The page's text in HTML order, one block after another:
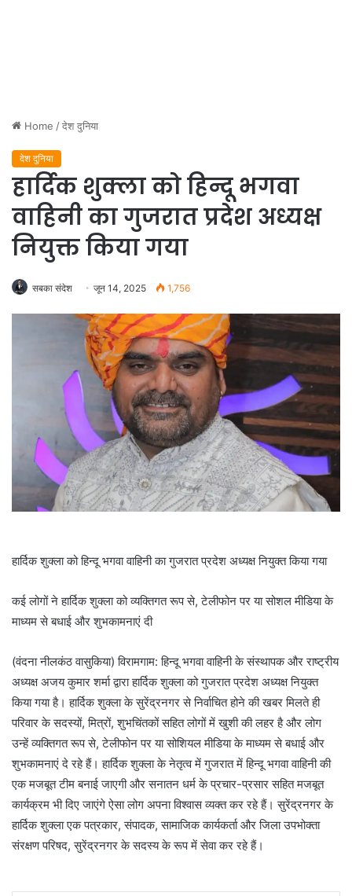
Home /देश दुनिया
देश दुनिया
हार्दिक शुक्ला को हिन्दू भगवा
वाहिनी का गुजरात प्रदेश अध्यक्ष
नियुक्त किया गया
सबका संदेश जून 14, 2025 1,756
हार्दिक शुक्ला को हिन्दू भगवा वाहिनी का गुजरात प्रदेश अध्यक्ष नियुक्त किया गया
कई लोगों ने हार्दिक शुक्ला को व्यक्तिगत रूप से, टेलीफोन पर या सोशल मीडिया के
माध्यम से बधाई और शुभकामनाएं दी
(वंदना नीलकंठ वासुकिया) विरामगाम: हिन्दू भगवा वाहिनी के संस्थापक और राष्ट्रीय
अध्यक्ष अजय कुमार शर्मा द्वारा हार्दिक शुक्ला को गुजरात प्रदेश अध्यक्ष नियुक्त
किया गया है। हार्दिक शुक्ला के सुरेंद्रनगर से निर्वाचित होने की खबर मिलते ही
परिवार के सदस्यों, मित्रों, शुभचिंतकों सहित लोगों में खुशी की लहर है और लोग
उन्हें व्यक्तिगत रूप से, टेलीफोन पर या सोशियल मीडिया के माध्यम से बधाई और
शुभकामनाएं दे रहे हैं। हार्दिक शुक्ला के नेतृत्व में गुजरात में हिन्दू भगवा वाहिनी की
एक मजबूत टीम बनाई जाएगी और सनातन धर्म के प्रचार-प्रसार सहित मजबूत
कार्यक्रम भी दिए जाएंगे ऐसा लोग अपना विश्वास व्यक्त कर रहे हैं। सुरेंद्रनगर के
हार्दिक शुक्ला एक पत्रकार, संपादक, सामाजिक कार्यकर्ता और जिला उपभोक्ता
संरक्षण परिषद, सुरेंद्रनगर के सदस्य के रूप में सेवा कर रहे हैं।